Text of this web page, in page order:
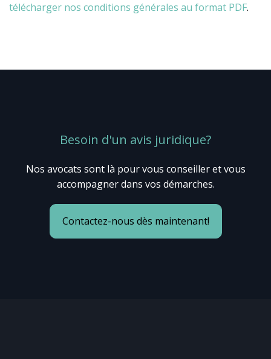
télécharger nos conditions générales au format PDF.
Besoin d'un avis juridique?
Nos avocats sont là pour vous conseiller et vous
accompagner dans vos démarches.
Contactez-nous dès maintenant!